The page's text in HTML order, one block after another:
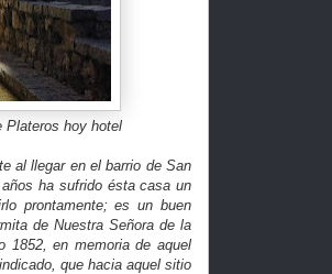
Plateros hoy hotel
al llegar en el barrio de San
ha sufrido ésta casa un
prontamente; es un buen
de Nuestra Señora de la
1852, en memoria de aquel
que hacia aquel sitio